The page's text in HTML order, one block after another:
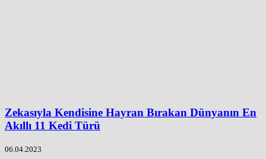
Zekasıyla Kendisine Hayran Bırakan Dünyanın En
Akıllı 11 Kedi Türü
06.04.2023